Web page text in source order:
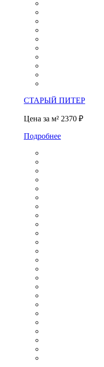
СТАРЫЙ ПИТЕР
Цена за м² 2370 ₽
Подробнее